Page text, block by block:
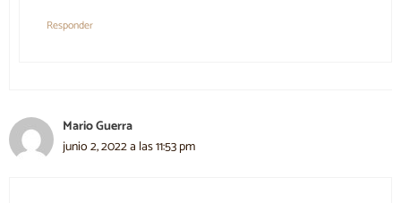
Responder
Mario Guerra
junio 2, 2022 a las 11:53 pm